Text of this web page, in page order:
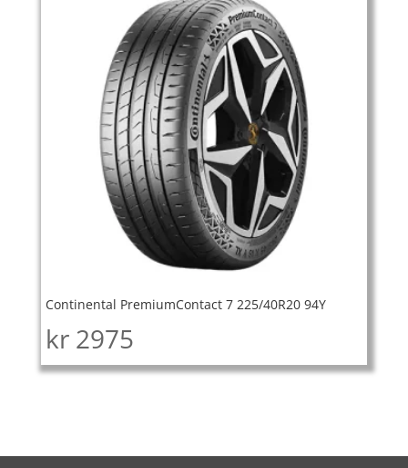
Continental PremiumContact 7 225/40R20 94Y
kr 2975